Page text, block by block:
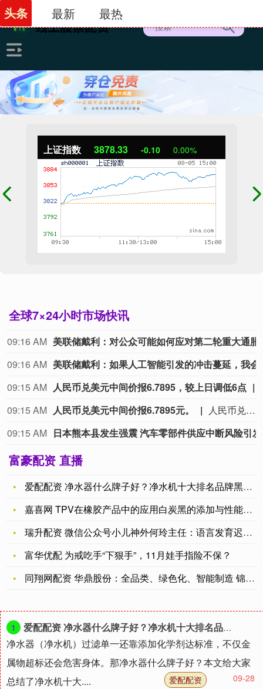
上证指数 3878.33 -0.10 0.00%
全球7×24小时市场快讯
09:16 AM
09:16 AM
09:15 AM 人民币兑美元中间价报6.7895，较上日调低6点
09:15 AM 人民币兑美元中间价报6.7895元。
人民币兑美元中间价报6.7895元。
09:15 AM
富豪配资 直播
爱配配资 净水器什么牌子好？净水机十大排名品牌黑科技，测评好
嘉喜网 TPV在橡胶产品中的应用白炭黑的添加与性能改良
瑞升配资 微信公众号小儿神外何玲主任：语言发育迟缓治疗的希望
富华优配 为戒吃手“下狠手”，11月娃手指险不保？
同翔网配资 华鼎股份：全品类、绿色化、智能制造 锦纶产业升级
1
爱配配资 净水器什么牌子好？净水机十大排名品牌黑科技，测评好物抢先购
净水器（净水机）过滤单一还靠添加化学剂达标准，不仅金
属物超标还会危害身体。那净水器什么牌子好？本文给大家
总结了净水机十大....
09-28
爱配配资
头条 最新 最热